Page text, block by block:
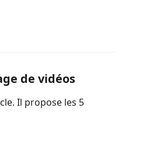
de vidéos
Il propose les 5